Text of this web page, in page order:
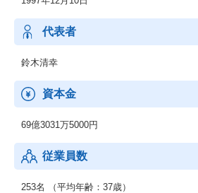
代表者
鈴木清幸
資本金
69億3031万5000円
従業員数
253名 （平均年齢：37歳）